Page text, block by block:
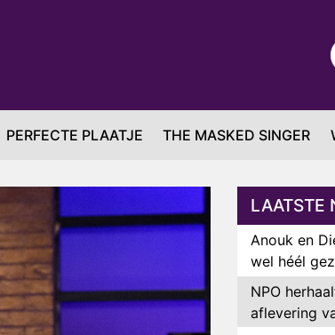
PERFECTE PLAATJE THE MASKED SINGER
LAATSTE
Anouk en
wel héél
NPO
aflevering